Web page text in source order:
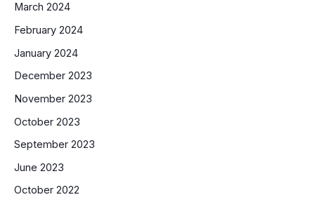
March 2024
February 2024
January 2024
December 2023
November 2023
October 2023
September 2023
June 2023
October 2022